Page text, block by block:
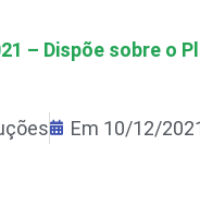
– Dispõe sobre
Em 10/12/